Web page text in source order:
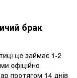
брак
це займає 1-2
офіційно
протягом 14 днів